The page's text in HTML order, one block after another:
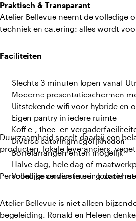
Praktisch & Transparant
Atelier Bellevue neemt de volledige
techniek en catering: alles wordt
Faciliteiten
Slechts 3 minuten lopen vanaf
Moderne presentatieschermen
Uitstekende wifi voor hybride en
Eigen pantry in iedere ruimte
Koffie-, thee- en
Diverse cateringmogelijkheden
Borrelarrangementen mogelijk
Halve dag, hele dag of
Volledige ondersteuning door
Duurzaamheid speelt daarbij een
producten, lokale leveranciers,
Persoonlijke service in een locatie
Atelier Bellevue is niet alleen
begeleiding. Ronald en Heleen